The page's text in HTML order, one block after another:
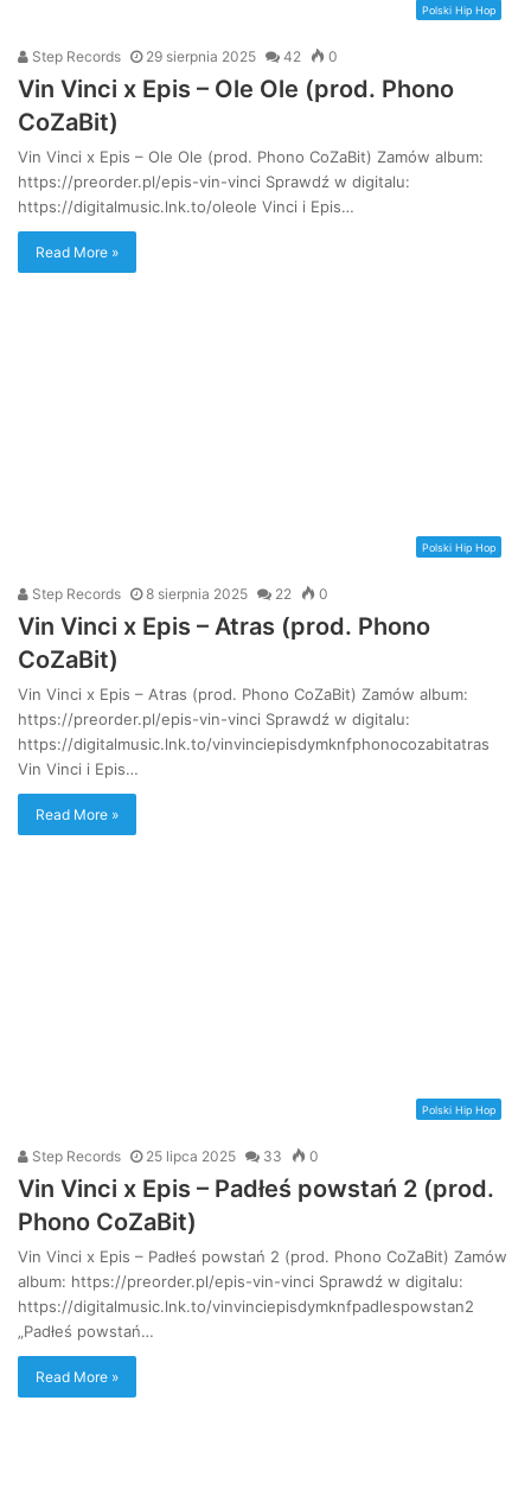
Polski Hip Hop
Step Records 29 sierpnia 2025 42 0
Vin Vinci x Epis – Ole Ole (prod. Phono
CoZaBit)
Vin Vinci x Epis – Ole Ole (prod. Phono CoZaBit) Zamów album:
https://preorder.pl/epis-vin-vinci Sprawdź w digitalu:
https://digitalmusic.lnk.to/oleole Vinci i Epis…
Read More »
Polski Hip Hop
Step Records 8 sierpnia 2025 22 0
Vin Vinci x Epis – Atras (prod. Phono
CoZaBit)
Vin Vinci x Epis – Atras (prod. Phono CoZaBit) Zamów album:
https://preorder.pl/epis-vin-vinci Sprawdź w digitalu:
https://digitalmusic.lnk.to/vinvinciepisdymknfphonocozabitatras
Vin Vinci i Epis…
Read More »
Polski Hip Hop
Step Records 25 lipca 2025 33 0
Vin Vinci x Epis – Padłeś powstań 2 (prod.
Phono CoZaBit)
Vin Vinci x Epis – Padłeś powstań 2 (prod. Phono CoZaBit) Zamów
album: https://preorder.pl/epis-vin-vinci Sprawdź w digitalu:
https://digitalmusic.lnk.to/vinvinciepisdymknfpadlespowstan2
„Padłeś powstań…
Read More »